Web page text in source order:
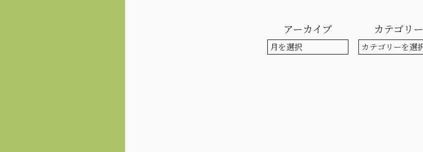
アーカイブ
ア
ー
カテゴリー
カ
テ